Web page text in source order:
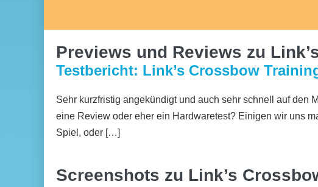
Previews und Reviews zu
Testbericht: Link’s Crossbow
Sehr kurzfristig angekündigt und auch sehr schnell auf den
eine Review oder eher ein Hardwaretest? Einigen wir uns
Spiel, oder […]
Screenshots zu Link’s